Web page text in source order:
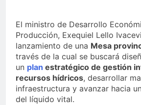
El ministro de Desarrollo
Producción, Exequiel Lello
lanzamiento de una Mesa
través de la cual se buscará
un plan estratégico de gestión
recursos hídricos, desarrollar
infraestructura y avanzar hacia
del líquido vital.